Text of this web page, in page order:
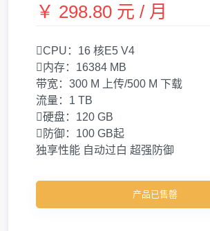
￥ 298.80 元 / 月
CPU： 16 核E5 V4
内存： 16384 MB
带宽： 300 M 上传/500 M 下载
流量： 1 TB
硬盘： 120 GB
防御： 100 GB起
独享性能 自动过白 超强防御
产品已售罄